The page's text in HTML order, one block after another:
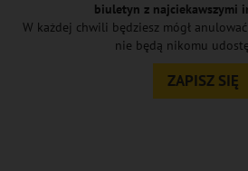
biuletyn z najciekawszymi
W każdej chwili będziesz mógł
nie będą nikomu
ZAPISZ SIĘ